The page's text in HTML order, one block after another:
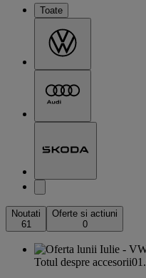
Toate
Noutati
61
Oferte si actiuni
0
Totul despre accesorii